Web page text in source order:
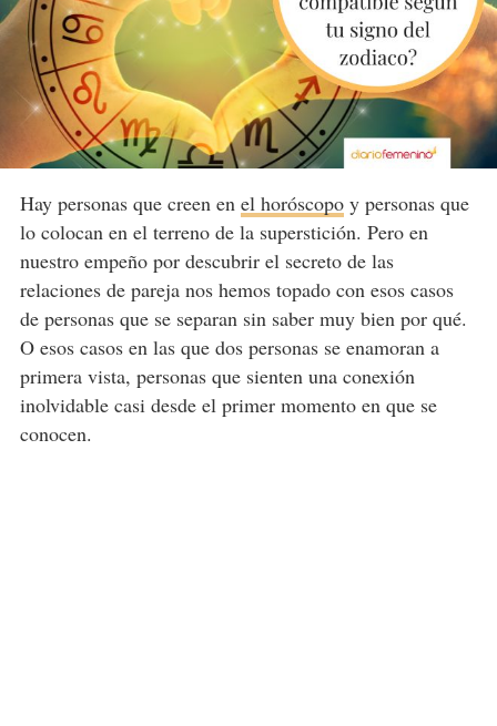
Hay personas que creen en el horóscopoy personas que
lo colocan en el terreno de la superstición. Pero en
nuestro empeño por descubrir el secreto de las
relaciones de pareja nos hemos topado con esos casos
de personas que se separan sin saber muy bien por qué.
O esos casos en las que dos personas se enamoran a
primera vista, personas que sienten una conexión
inolvidable casi desde el primer momento en que se
conocen.